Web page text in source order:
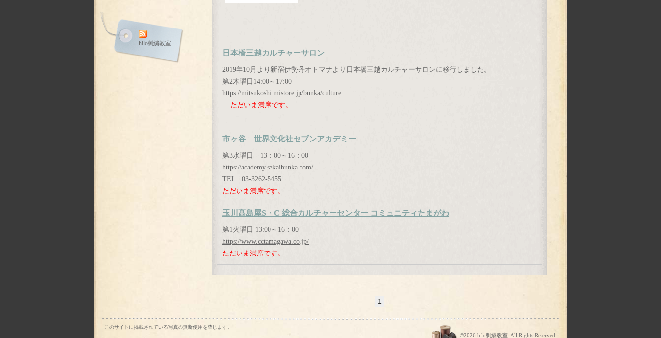
日本橋三越カルチャーサロン
2019年10月より新宿伊勢丹オトマナより日本橋三越カルチャーサロンに移行しました。
第2木曜日14:00～17:00
https://mitsukoshi.mistore.jp/bunka/culture
ただいま満席です。
市ヶ谷 世界文化社セブンアカデミー
第3水曜日 13：00～16：00
https://academy.sekaibunka.com/
TEL 03-3262-5455
ただいま満席です。
玉川髙島屋S・C 総合カルチャーセンター コミュニティたまがわ
第1火曜日 13:00～16：00
https://www.cctamagawa.co.jp/
ただいま満席です。
1
hilo刺繍教室
このサイトに掲載されている写真の無断使用を禁じます。
©2026 hilo刺繍教室 . All Rights Reserved.